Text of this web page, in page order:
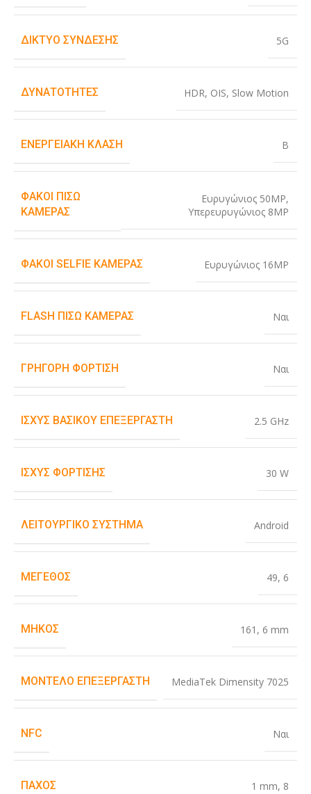
ΔΊΚΤΥΟ ΣΎΝΔΕΣΗΣ 5G
ΔΥΝΑΤΌΤΗΤΕΣ HDR, OIS, Slow Motion
ΕΝΕΡΓΕΙΑΚΉ ΚΛΆΣΗ B
ΦΑΚΟΊ ΠΊΣΩ
ΚΆΜΕΡΑΣ
Ευρυγώνιος 50MP,
Υπερευρυγώνιος 8MP
ΦΑΚΟΊ SELFIE ΚΆΜΕΡΑΣ Ευρυγώνιος 16MP
FLASH ΠΊΣΩ ΚΆΜΕΡΑΣ Ναι
ΓΡΉΓΟΡΗ ΦΌΡΤΙΣΗ Ναι
ΙΣΧΎΣ ΒΑΣΙΚΟΎ ΕΠΕΞΕΡΓΑΣΤΉ 2.5 GHz
ΙΣΧΎΣ ΦΌΡΤΙΣΗΣ 30 W
ΛΕΙΤΟΥΡΓΙΚΌ ΣΎΣΤΗΜΑ Android
ΜΈΓΕΘΟΣ 49, 6
ΜΉΚΟΣ 161 , 6 mm
ΜΟΝΤΈΛΟ ΕΠΕΞΕΡΓΑΣΤΉ MediaTek Dimensity 7025
NFC Ναι
ΠΆΧΟΣ 1 mm, 8